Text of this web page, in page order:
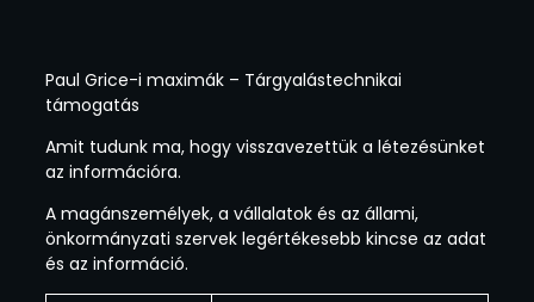
Paul Grice-i maximák – Tárgyalástechnikai
támogatás
Amit tudunk ma, hogy visszavezettük a létezésünket
az információra.
A magánszemélyek, a vállalatok és az állami,
önkormányzati szervek legértékesebb kincse az adat
és az információ.